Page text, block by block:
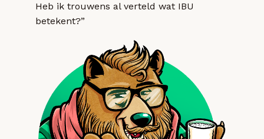
Heb ik trouwens al verteld wat IBU
betekent?”